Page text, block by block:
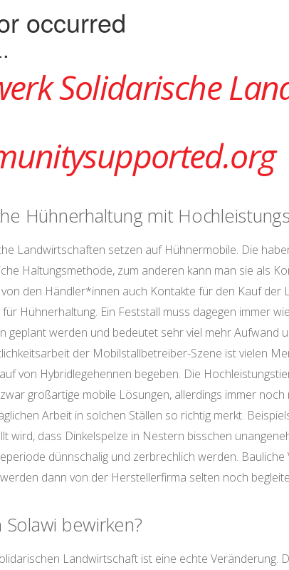
Solidarische
Hühnerhaltung mit
Landwirtschaften setzen auf Hühnermobile. Die
Haltungsmethode, zum anderen kann man sie als
den Händler*innen auch Kontakte für den Kauf der
Hühnerhaltung. Ein Feststall muss dagegen immer
geplant werden und bedeutet sehr viel mehr Aufwand
der Mobilstallbetreiber-Szene ist vielen
von Hybridlegehennen begeben. Die
großartige mobile Lösungen, allerdings immer
Arbeit in solchen Ställen so richtig merkt.
wird, dass Dinkelspelze in Nestern bisschen
dünnschalig und zerbrechlich werden.
dann von der Herstellerfirma selten noch
Solawi bewirken?
Landwirtschaft ist eine echte